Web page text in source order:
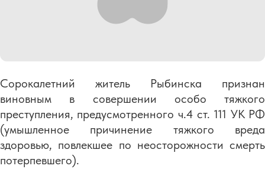
Сорокалетний житель Рыбинска признан
виновным в совершении особо тяжкого
преступления, предусмотренного ч.4 ст. 111 УК РФ
(умышленное причинение тяжкого вреда
здоровью, повлекшее по неосторожности смерть
потерпевшего).